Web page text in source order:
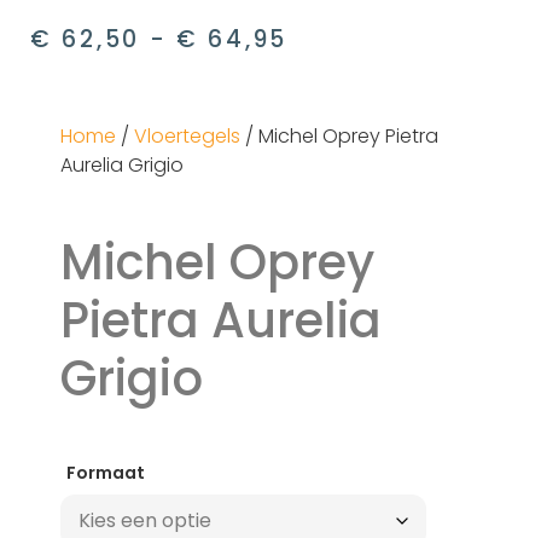
€ 62,50 - € 64,95
Home / Vloertegels / Michel Oprey Pietra
Aurelia Grigio
Michel Oprey
Pietra Aurelia
Grigio
Formaat